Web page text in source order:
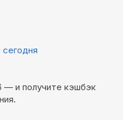
сегодня
— и получите кэшбэк